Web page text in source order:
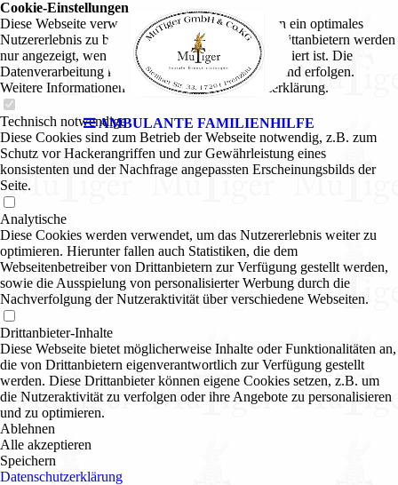
AMBULANTE FAMILIENHILFE
Cookie-Einstellungen
Diese Webseite verwendet Cookies, um Besuchern ein optimales
Nutzererlebnis zu bieten. Bestimmte Inhalte von Drittanbietern werden
nur angezeigt, wenn die entsprechende Option aktiviert ist. Die
Datenverarbeitung kann dann auch in einem Drittland erfolgen.
Weitere Informationen hierzu in der Datenschutzerklärung.
Technisch notwendige
Diese Cookies sind zum Betrieb der Webseite notwendig, z.B. zum
Schutz vor Hackerangriffen und zur Gewährleistung eines
konsistenten und der Nachfrage angepassten Erscheinungsbilds der
Seite.
Analytische
Diese Cookies werden verwendet, um das Nutzererlebnis weiter zu
optimieren. Hierunter fallen auch Statistiken, die dem
Webseitenbetreiber von Drittanbietern zur Verfügung gestellt werden,
sowie die Ausspielung von personalisierter Werbung durch die
Nachverfolgung der Nutzeraktivität über verschiedene Webseiten.
Drittanbieter-Inhalte
Diese Webseite bietet möglicherweise Inhalte oder Funktionalitäten an,
die von Drittanbietern eigenverantwortlich zur Verfügung gestellt
werden. Diese Drittanbieter können eigene Cookies setzen, z.B. um
die Nutzeraktivität zu verfolgen oder ihre Angebote zu personalisieren
und zu optimieren.
Ablehnen
Alle akzeptieren
Speichern
Datenschutzerklärung